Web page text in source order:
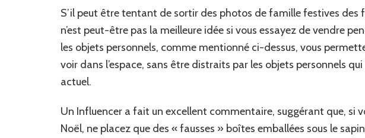
S’il peut être tentant de sortir des photos de famille festives des
n’est peut-être pas la meilleure idée si vous essayez de vendre
les objets personnels, comme mentionné ci-dessus, vous
voir dans l’espace, sans être distraits par les objets personnels
actuel.
Un Influencer a fait un excellent commentaire, suggérant que, si
Noël, ne placez que des « fausses » boîtes emballées sous le